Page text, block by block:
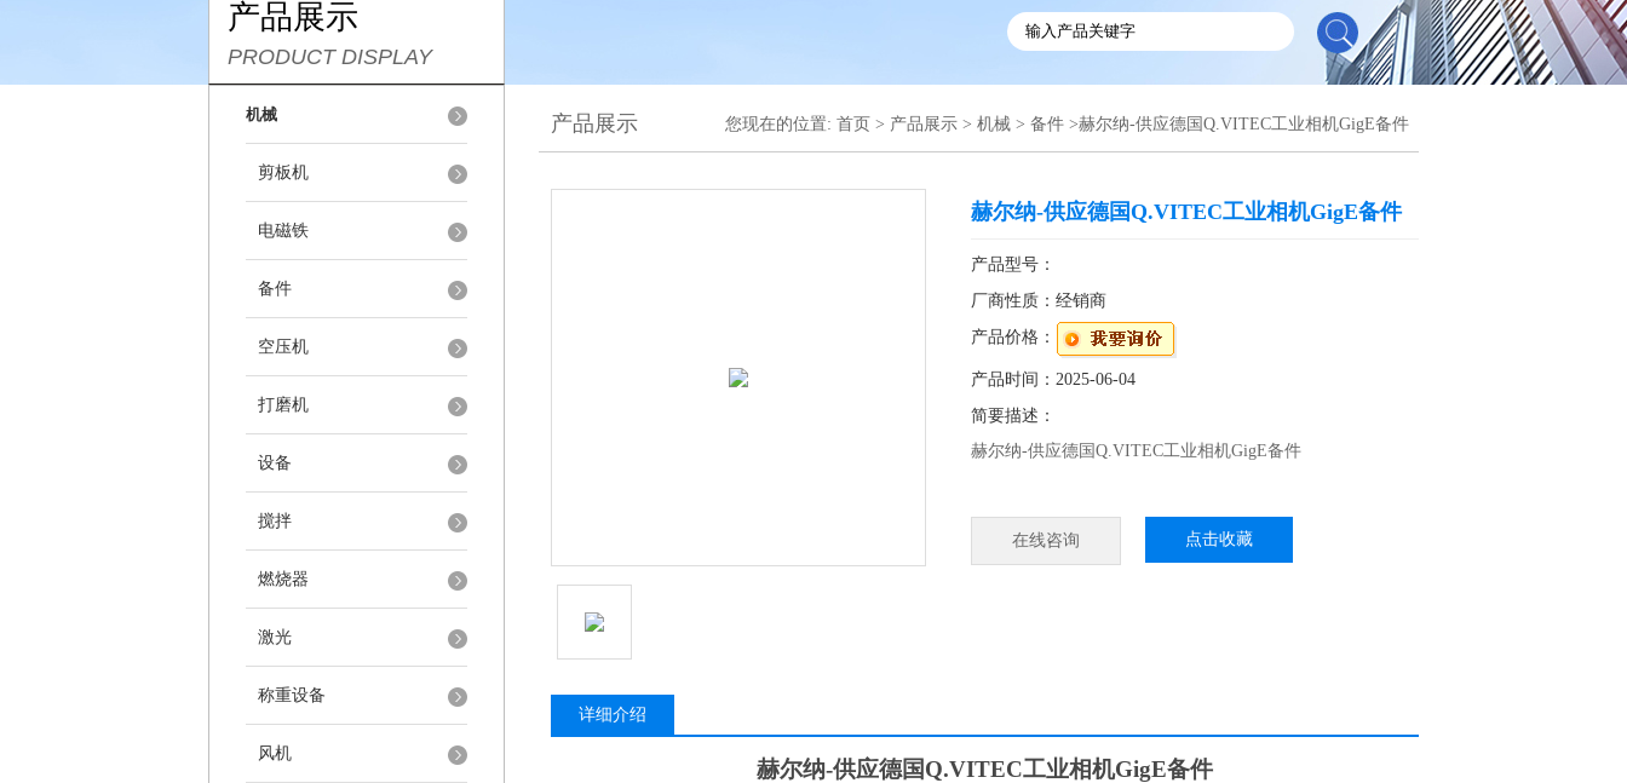
产品展示
PRODUCT DISPLAY
机械
剪板机
电磁铁
备件
空压机
打磨机
设备
搅拌
燃烧器
激光
称重设备
风机
产品展示 您现在的位置: 首页 > 产品展示 > 机械 > 备件 >赫尔纳-供应德国Q.VITEC工业相机GigE备件
赫尔纳-供应德国Q.VITEC工业相机GigE备件
产品型号：
厂商性质：经销商
产品价格：
产品时间：2025-06-04
简要描述：
赫尔纳-供应德国Q.VITEC工业相机GigE备件
支持选型，为您提供一对一好的解决方案：赫尔纳大连公司
在中国设有10个办事处，可为您提供好的维修服务。
在线咨询 点击收藏
详细介绍
赫尔纳-供应德国Q.VITEC工业相机GigE备件